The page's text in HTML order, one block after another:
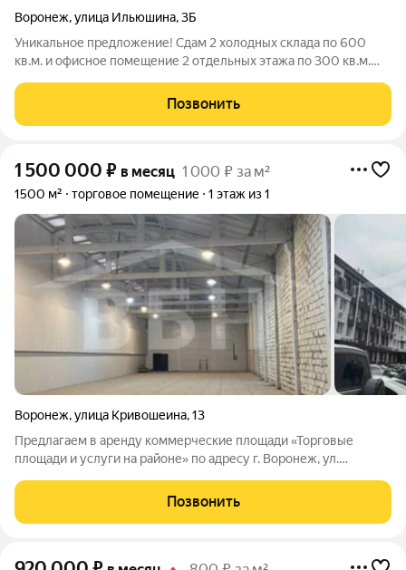
Воронеж,улица Ильюшина,3Б
Уникальное предложение! Сдам 2 холодных склада по 600
кв.м. и офисное помещение 2 отдельных этажа по 300 кв.м.
стоящем здании по адресу город Воронеж, улица Ильюшина,
дом 3Б. Въезд на территорию через
Позвонить
1 500 000 ₽ в месяц 1 000 ₽ за м²
1500 м² торговое помещение 1 этаж из 1
Воронеж,улица Кривошеина,13
Предлагаем в аренду коммерческие площади «Торговые
площади и услуги на районе» по адресу г. Воронеж, ул.
Выгодное расположение: Рядом БЦ Festival и ЖК с общей
живой площадью 41 983 кв.м: - ЖК Трамвай
Позвонить